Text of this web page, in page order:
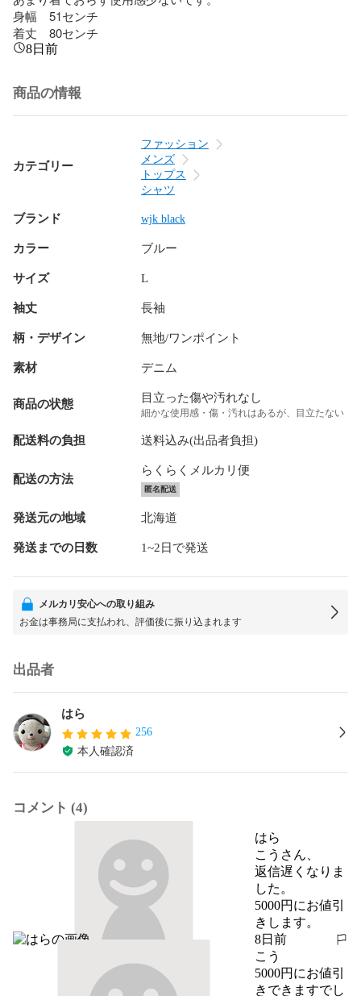
身幅　51センチ
着丈　80センチ
8日前
商品の情報
カテゴリー
ファッション
メンズ
トップス
シャツ
ブランド wjk black
カラー ブルー
サイズ L
袖丈 長袖
柄・デザイン 無地/ワンポイント
素材 デニム
商品の状態 目立った傷や汚れなし
細かな使用感・傷・汚れはあるが、目立たない
配送料の負担 送料込み(出品者負担)
配送の方法
らくらくメルカリ便
匿名配送
発送元の地域 北海道
発送までの日数 1~2日で発送
メルカリ安心への取り組み
お金は事務局に支払われ、評価後に振り込まれます
出品者
はら
256
本人確認済
コメント (4)
はら
こうさん、
返信遅くなりま
した。
5000円にお値引
きします。
8日前
報告する
こう
5000円にお値引
きできますでし